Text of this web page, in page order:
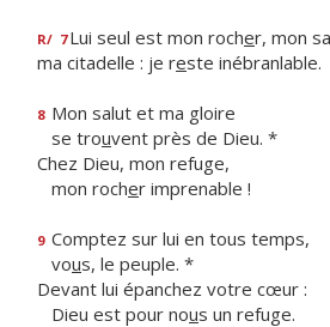
R/ 7 Lui seul est mon rocher, mon
ma citadelle : je reste inébranlable.
8 Mon salut et ma gloire
se trouvent près de Dieu. *
Chez Dieu, mon refuge,
mon rocher imprenable !
9 Comptez sur lui en tous temps,
vous, le peuple. *
Devant lui épanchez votre cœur :
Dieu est pour nous un refuge.